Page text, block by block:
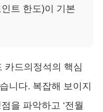
트 한도)이 기본
카드의정석의 핵심
니다. 복잡해 보이지
을 파악하고 ‘전월